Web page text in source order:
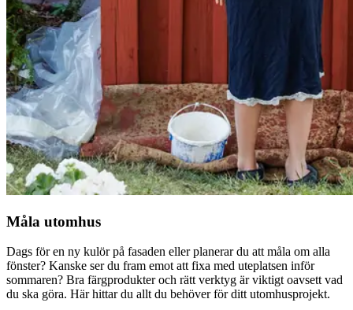
Måla utomhus
Dags för en ny kulör på fasaden eller planerar du att måla om alla
fönster? Kanske ser du fram emot att fixa med uteplatsen inför
sommaren? Bra färgprodukter och rätt verktyg är viktigt oavsett vad
du ska göra. Här hittar du allt du behöver för ditt utomhusprojekt.